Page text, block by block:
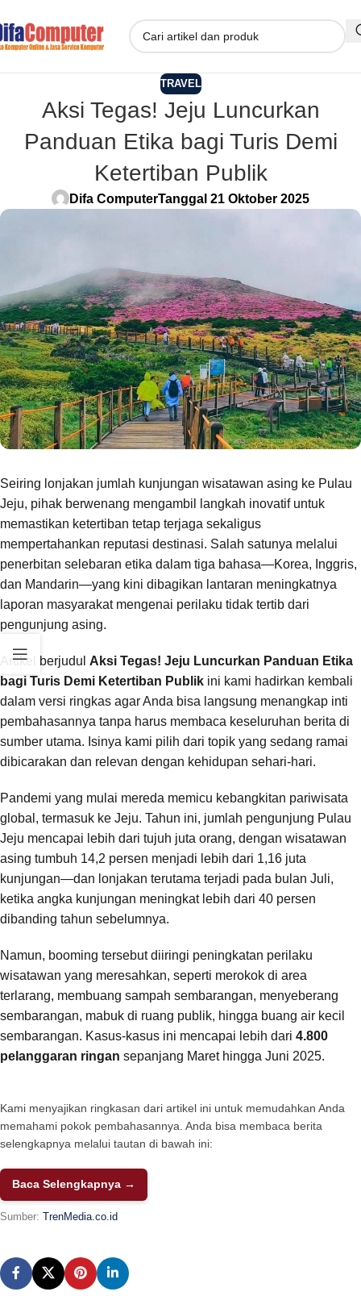
TRAVEL
Aksi Tegas! Jeju Luncurkan
Panduan Etika bagi Turis Demi
Ketertiban Publik
Difa ComputerTanggal 21 Oktober 2025
Seiring lonjakan jumlah kunjungan wisatawan asing ke Pulau
Jeju, pihak berwenang mengambil langkah inovatif untuk
memastikan ketertiban tetap terjaga sekaligus
mempertahankan reputasi destinasi. Salah satunya melalui
penerbitan selebaran etika dalam tiga bahasa—Korea, Inggris,
dan Mandarin—yang kini dibagikan lantaran meningkatnya
laporan masyarakat mengenai perilaku tidak tertib dari
pengunjung asing.
Artikel berjudul Aksi Tegas! Jeju Luncurkan Panduan Etika
bagi Turis Demi Ketertiban Publik ini kami hadirkan kembali
dalam versi ringkas agar Anda bisa langsung menangkap inti
pembahasannya tanpa harus membaca keseluruhan berita di
sumber utama. Isinya kami pilih dari topik yang sedang ramai
dibicarakan dan relevan dengan kehidupan sehari-hari.
Pandemi yang mulai mereda memicu kebangkitan pariwisata
global, termasuk ke Jeju. Tahun ini, jumlah pengunjung Pulau
Jeju mencapai lebih dari tujuh juta orang, dengan wisatawan
asing tumbuh 14,2 persen menjadi lebih dari 1,16 juta
kunjungan—dan lonjakan terutama terjadi pada bulan Juli,
ketika angka kunjungan meningkat lebih dari 40 persen
dibanding tahun sebelumnya.
Namun, booming tersebut diiringi peningkatan perilaku
wisatawan yang meresahkan, seperti merokok di area
terlarang, membuang sampah sembarangan, menyeberang
sembarangan, mabuk di ruang publik, hingga buang air kecil
sembarangan. Kasus-kasus ini mencapai lebih dari 4.800
pelanggaran ringan sepanjang Maret hingga Juni 2025.
Kami menyajikan ringkasan dari artikel ini untuk memudahkan Anda
memahami pokok pembahasannya. Anda bisa membaca berita
selengkapnya melalui tautan di bawah ini:
Baca Selengkapnya →
Sumber: TrenMedia.co.id